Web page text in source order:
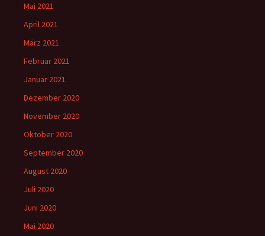
Mai 2021
April 2021
März 2021
Februar 2021
Januar 2021
Dezember 2020
November 2020
Oktober 2020
September 2020
August 2020
Juli 2020
Juni 2020
Mai 2020